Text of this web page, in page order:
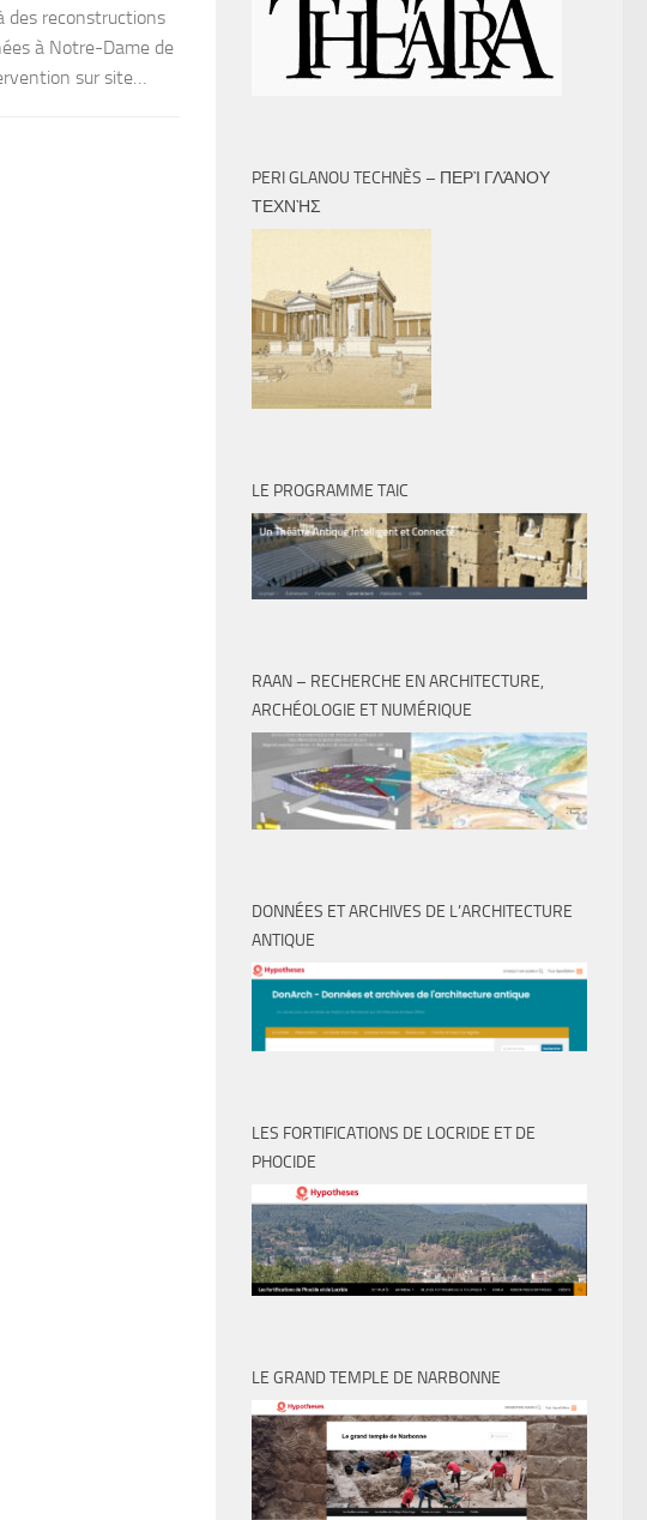
des reconstructions
à Notre-Dame de
sur site…
PERI GLANOU TECHNÈS – ΠΕΡῚ ΓΛΆΝΟΥ
ΤΕΧΝῊΣ
LE PROGRAMME TAIC
RAAN – RECHERCHE EN ARCHITECTURE,
ARCHÉOLOGIE ET NUMÉRIQUE
DONNÉES ET ARCHIVES DE L’ARCHITECTURE
ANTIQUE
LES FORTIFICATIONS DE LOCRIDE ET DE
PHOCIDE
LE GRAND TEMPLE DE NARBONNE